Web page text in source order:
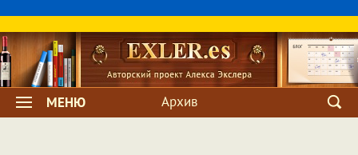
МЕНЮ Архив